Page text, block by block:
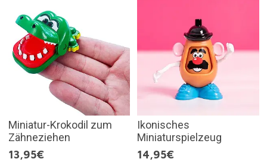
Miniatur-Krokodil zum
Zähneziehen
13,95€
Ikonisches
Miniaturspielzeug
14,95€